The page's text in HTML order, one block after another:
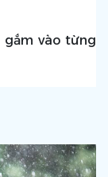
vào từng